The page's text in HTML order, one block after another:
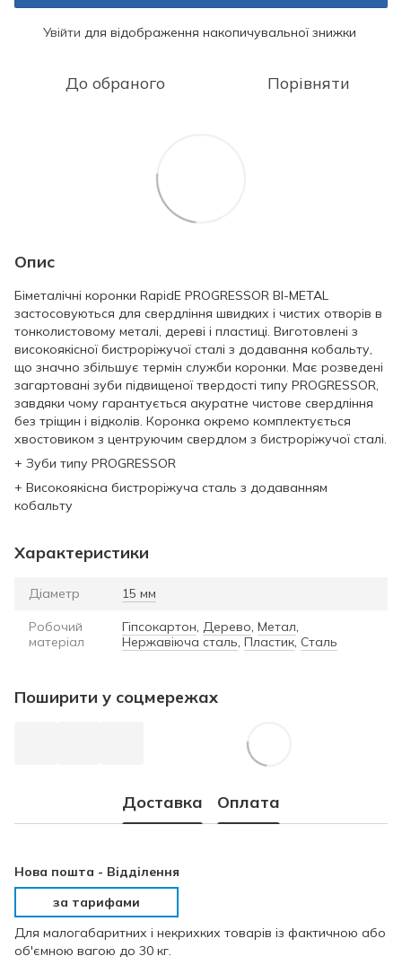
Увійти для відображення накопичувальної знижки
До обраного Порівняти
Опис
Біметалічні коронки RapidE PROGRESSOR BI-METAL
застосовуються для свердління швидких і чистих отворів в
тонколистовому металі, дереві і пластиці. Виготовлені з
високоякісної бистроріжучої сталі з додавання кобальту,
що значно збільшує термін служби коронки. Має розведені
загартовані зуби підвищеної твердості типу PROGRESSOR,
завдяки чому гарантується акуратне чистове свердління
без тріщин і відколів. Коронка окремо комплектується
хвостовиком з центруючим свердлом з бистроріжучої сталі.
+ Зуби типу PROGRESSOR
+ Високоякісна бистроріжуча сталь з додаванням
кобальту
Характеристики
Діаметр 15 мм
Робочий
матеріал
Гіпсокартон Дерево Метал
Нержавіюча сталь Пластик Сталь
Поширити у соцмережах
Доставка Оплата
Нова пошта - Відділення
за тарифами
Для малогабаритних і некрихких товарів із фактичною або
об'ємною вагою до 30 кг.